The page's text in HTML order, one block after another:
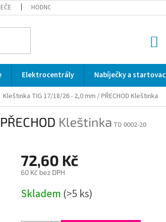
HODNOCENÍ OBCHODU SERVIS /
Elektrocentrály Nabíječky a
Kleštinka TIG 17/18/26 - 2,0 mm / PŘECHOD Kleštinka
Kleštinka TD 0002-20
72,60 Kč
60 Kč bez DPH
cena:
Skladem (>5 ks)